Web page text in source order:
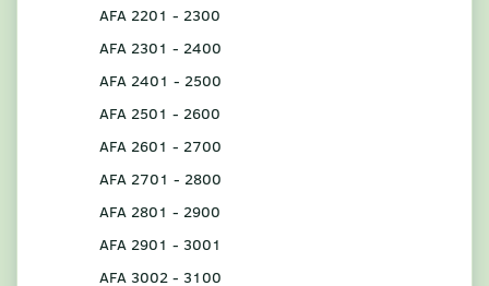
AFA 2201 - 2300
AFA 2301 - 2400
AFA 2401 - 2500
AFA 2501 - 2600
AFA 2601 - 2700
AFA 2701 - 2800
AFA 2801 - 2900
AFA 2901 - 3001
AFA 3002 - 3100